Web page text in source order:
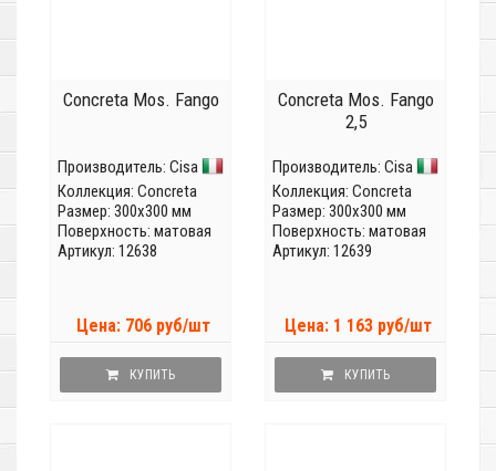
Concreta Mos. Fango
Производитель: Cisa
Коллекция: Concreta
Размер: 300x300 мм
Поверхность: матовая
Артикул: 12638
Цена: 706 руб/шт
КУПИТЬ
Concreta Mos. Fango
2,5
Производитель: Cisa
Коллекция: Concreta
Размер: 300x300 мм
Поверхность: матовая
Артикул: 12639
Цена: 1 163 руб/шт
КУПИТЬ